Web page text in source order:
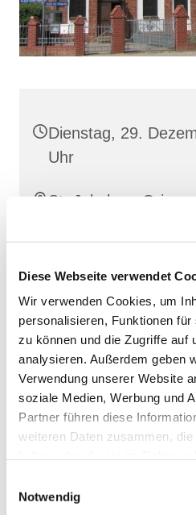
Diese Webseite verwendet
Wir verwenden Cookies, um
personalisieren, Funktionen
zu können und die Zugriffe auf
analysieren. Außerdem geben
Verwendung unserer Website
soziale Medien, Werbung und
Partner führen diese
weiteren Daten zusammen,
Notwendig
Dienstag, 29.
Uhr
St. Jakobus,
Fischer-Straße 1,